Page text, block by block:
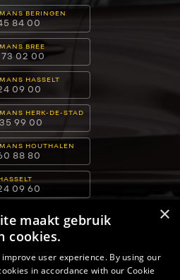
BERINGEN
84 00
BREE
02 00
HASSELT
09 00
HERK-DE-STAD
99 00
HOUTHALEN
88 80
09 60
30 30
04 00
×
maakt gebruik
cookies.
user experience. By using our
in accordance with our Cookie